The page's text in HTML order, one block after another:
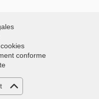
conforme